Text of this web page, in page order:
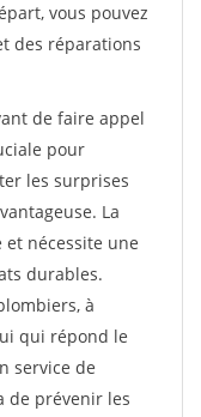
vous pouvez
des réparations
de faire appel
pour
les surprises
La
nécessite une
durables.
à
qui répond le
service de
de prévenir les